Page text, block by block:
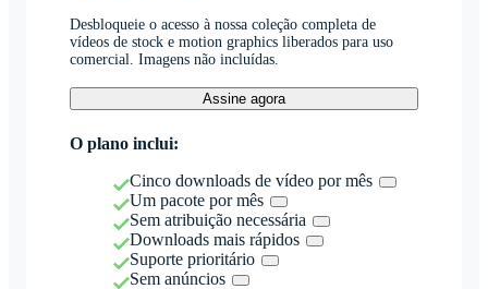
Desbloqueie o acesso à nossa coleção completa de
vídeos de stock e motion graphics liberados para uso
comercial. Imagens não incluídas.
Assine agora
O plano inclui:
Cinco downloads de vídeo por mês
Um pacote por mês
Sem atribuição necessária
Downloads mais rápidos
Suporte prioritário
Sem anúncios